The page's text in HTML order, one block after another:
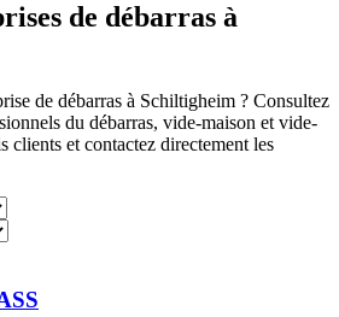
de débarras à
de débarras à Schiltigheim ? Consultez
du débarras, vide-maison et vide-
clients et contactez directement les